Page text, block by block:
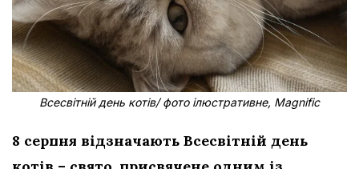
Всесвітній день котів/ фото ілюстративне, Magnific
8 серпня відзначають Всесвітній день